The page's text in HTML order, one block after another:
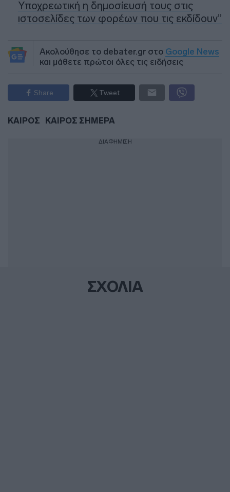
Υποχρεωτική η δημοσίευσή τους στις
ιστοσελίδες των φορέων που τις εκδίδουν”
Ακολούθησε το debater.gr στο Google News
και μάθετε πρώτοι όλες τις ειδήσεις
Share Tweet
ΚΑΙΡΟΣ ΚΑΙΡΟΣ ΣΗΜΕΡΑ
ΔΙΑΦΗΜΙΣΗ
ΣΧΟΛΙΑ